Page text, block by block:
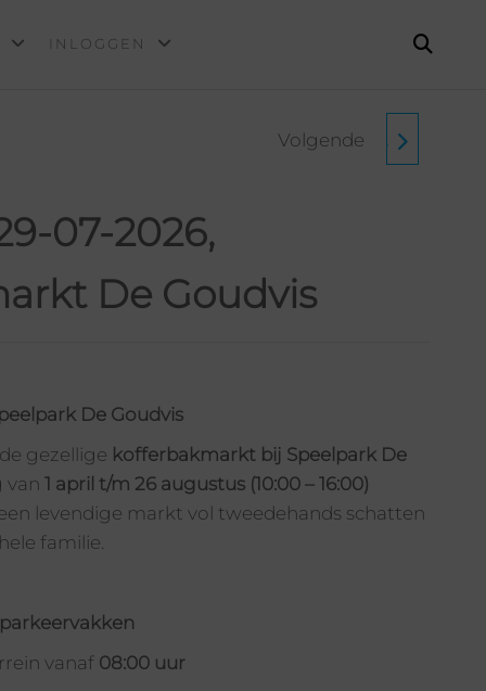
INLOGGEN
(MAAND 8) 05-08-2026,
Volgende
07-2026,
De Goudvis
De Goudvis
gezellige kofferbakmarkt bij Speelpark De
van 1 april t/m 26 augustus (10:00 – 16:00)
levendige markt vol tweedehands schatten
familie.
vanaf 08:00 uur